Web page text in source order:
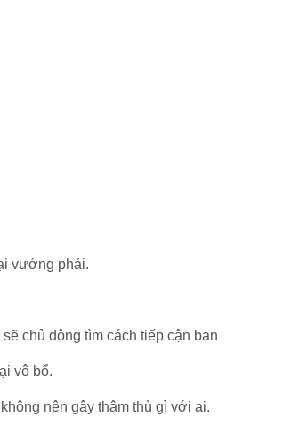
vướng phải.
chủ động tìm cách tiếp cận bạn
vô bổ.
nên gây thâm thù gì với ai.